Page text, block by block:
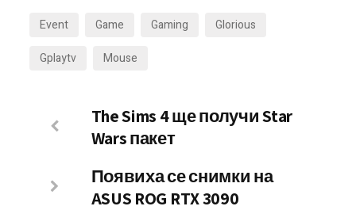
Event Game Gaming
Glorious
Gplaytv
Mouse
The Sims 4 ще получи Star
Wars пакет
Появиха се снимки на
ASUS ROG RTX 3090